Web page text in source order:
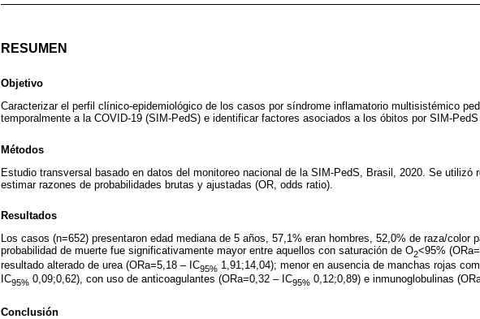
RESUMEN
Objetivo
Caracterizar el perfil clínico-epidemiológico de los casos por síndrome inflamatorio multisistémico
temporalmente a la COVID-19 (SIM-PedS) e identificar factores asociados a los óbitos por SIM-
Métodos
Estudio transversal basado en datos del monitoreo nacional de la SIM-PedS, Brasil, 2020. Se utilizó
estimar razones de probabilidades brutas y ajustadas (OR, odds ratio).
Resultados
Los casos (n=652) presentaron edad mediana de 5 años, 57,1% eran hombres, 52,0% de raza/color
probabilidad de muerte fue significativamente mayor entre aquellos con saturación de O2<95%
resultado alterado de urea (ORa=5,18 – IC95% 1,91;14,04); menor en ausencia de manchas rojas
IC95% 0,09;0,62), con uso de anticoagulantes (ORa=0,32 – IC95% 0,12;0,89) e inmunoglobulinas
Conclusión